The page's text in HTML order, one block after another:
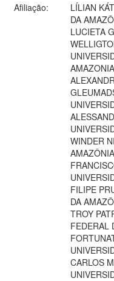
Afiliação:
LÍLIAN
DA
LUCIETA
AMAZONIA
WINDER
AMAZÔNIA
FILIPE
DA
TROY
FEDERAL
CARLOS